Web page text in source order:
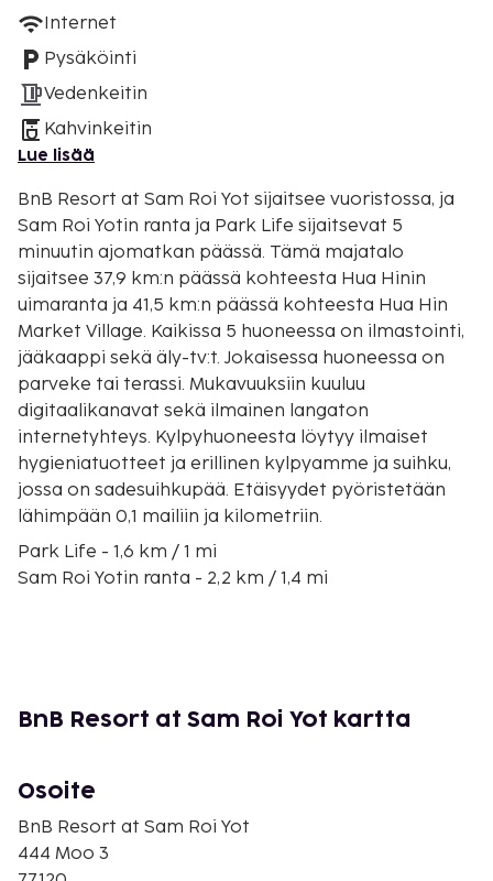
Internet
Pysäköinti
Vedenkeitin
Kahvinkeitin
Lue lisää
BnB Resort at Sam Roi Yot sijaitsee vuoristossa, ja
Sam Roi Yotin ranta ja Park Life sijaitsevat 5
minuutin ajomatkan päässä. Tämä majatalo
sijaitsee 37,9 km:n päässä kohteesta Hua Hinin
uimaranta ja 41,5 km:n päässä kohteesta Hua Hin
Market Village. Kaikissa 5 huoneessa on ilmastointi,
jääkaappi sekä äly-tv:t. Jokaisessa huoneessa on
parveke tai terassi. Mukavuuksiin kuuluu
digitaalikanavat sekä ilmainen langaton
internetyhteys. Kylpyhuoneesta löytyy ilmaiset
hygieniatuotteet ja erillinen kylpyamme ja suihku,
jossa on sadesuihkupää. Etäisyydet pyöristetään
lähimpään 0,1 mailiin ja kilometriin.
Park Life - 1,6 km / 1 mi
Sam Roi Yotin ranta - 2,2 km / 1,4 mi
Khao Kalok - 13,7 km / 8,5 mi
Pranburijoki - 16,2 km / 10,1 mi
Pran Burin vanhat markkinat - 17,2 km / 10,7 mi
Pak Nam Pranin ranta - 18,9 km / 11,8 mi
Kolme Palmupuuta Pak Nam Pran - 20,2 km / 12,6 mi
BnB Resort at Sam Roi Yot kartta
Osoite
BnB Resort at Sam Roi Yot
444 Moo 3